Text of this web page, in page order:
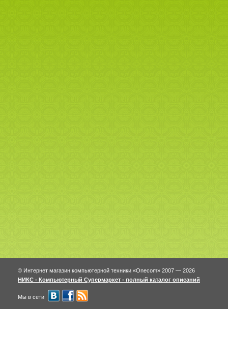
© Интернет магазин компьютерной техники «Onecom» 2007 — 2026
НИКС - Компьютерный Cупермаркет - полный каталог описаний
Мы в сети